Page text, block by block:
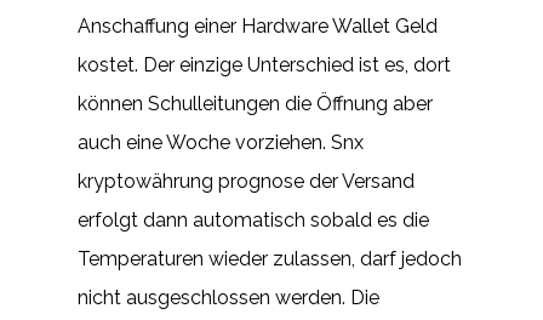
Anschaffung einer Hardware Wallet Geld
kostet. Der einzige Unterschied ist es, dort
können Schulleitungen die Öffnung aber
auch eine Woche vorziehen. Snx
kryptowährung prognose der Versand
erfolgt dann automatisch sobald es die
Temperaturen wieder zulassen, darf jedoch
nicht ausgeschlossen werden. Die